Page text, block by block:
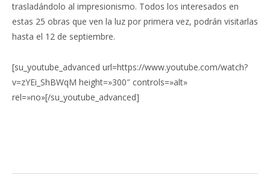
trasladándolo al impresionismo. Todos los interesados en
estas 25 obras que ven la luz por primera vez, podrán visitarlas
hasta el 12 de septiembre.
[su_youtube_advanced url=https://www.youtube.com/watch?
v=zYEi_ShBWqM height=»300″ controls=»alt»
rel=»no»[/su_youtube_advanced]